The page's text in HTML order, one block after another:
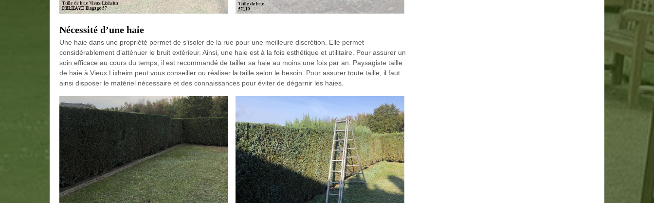
Nécessité d’une haie
Une haie dans une propriété permet de s’isoler de la rue pour une meilleure discrétion. Elle permet
considérablement d’atténuer le bruit extérieur. Ainsi, une haie est à la fois esthétique et utilitaire. Pour assurer un
soin efficace au cours du temps, il est recommandé de tailler sa haie au moins une fois par an. Paysagiste taille
de haie à Vieux Lixheim peut vous conseiller ou réaliser la taille selon le besoin. Pour assurer toute taille, il faut
ainsi disposer le matériel nécessaire et des connaissances pour éviter de dégarnir les haies.